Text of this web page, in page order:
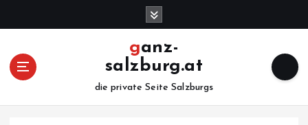
ganz-
salzburg.at
die private Seite Salzburgs